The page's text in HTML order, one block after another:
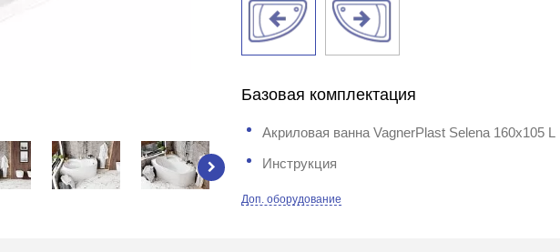
Базовая комплектация
Акриловая ванна VagnerPlast Selena 160x105 L
Инструкция
Доп. оборудование